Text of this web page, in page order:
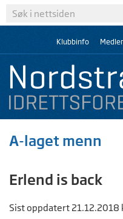
Klubbinfo
A-laget menn
Erlend is back
Sist oppdatert 21.12.2018